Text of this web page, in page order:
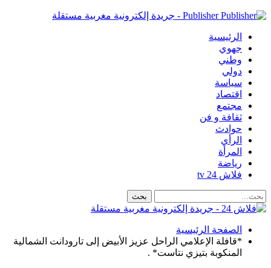
Publisher - جريدة إلكترونية مغربية مستقلة
الرئيسية
جهوي
وطني
دولي
سياسة
اقتصاد
مجتمع
ثقافة و فن
حوادث
الرأي
المرأة
رياضة
فلاش 24 tv
الصفحة الرئيسية
*قافلة الإعلامي الراحل عزيز الأبيض إلى تارودانت الشمالية
المنكوبة بتيزي نتاست* .